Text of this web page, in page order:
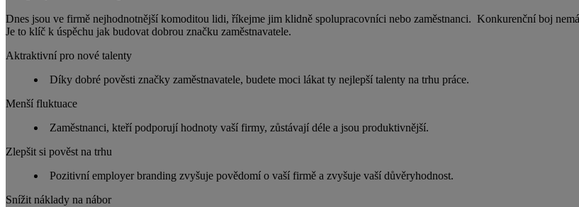
Dnes jsou ve firmě nejhodnotnější komoditou lidi, říkejme jim klidně spolupracovníci nebo zaměstnanci. Konkurenční boj
Je to klíč k úspěchu jak budovat dobrou značku zaměstnavatele.
Aktraktivní pro nové talenty
Díky dobré pověsti značky zaměstnavatele, budete moci lákat ty nejlepší talenty na trhu práce.
Menší fluktuace
Zaměstnanci, kteří podporují hodnoty vaší firmy, zůstávají déle a jsou produktivnější.
Zlepšit si pověst na trhu
Pozitivní employer branding zvyšuje povědomí o vaší firmě a zvyšuje vaší důvěryhodnost.
Snížit náklady na nábor